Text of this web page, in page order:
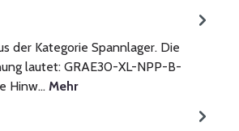
der Kategorie Spannlager. Die
lautet: GRAE30-XL-NPP-B-
Hinw… Mehr